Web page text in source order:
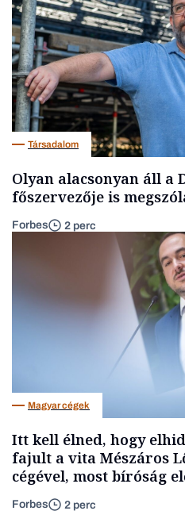
Társadalom
Olyan alacsonyan áll a
főszervezője is
Forbes 2 perc
Magyar cégek
Itt kell élned, hogy
fajult a vita Mészáros
cégével, most bíróság
Forbes 2 perc